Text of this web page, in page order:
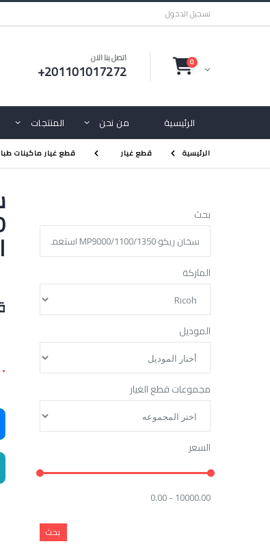
تسجيل الدخول
اتصل بنا الان
+201101017272 0
الرئيسية من نحن المنتجات
الرئيسية قطع غيار قطع غيار ماكينات
٠ ج.م
بحث
الماركة
الموديل
مجموعات قطع الغيار
السعر
0.00 - 10000.00